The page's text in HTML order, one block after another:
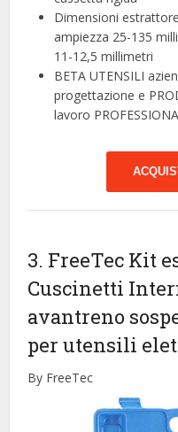
Dimensioni
ampiezza 25-135
11-12,5 millimetri
BETA UTENSILI
progettazione e
lavoro
3. FreeTec Kit
Cuscinetti
avantreno
per utensili
By FreeTec